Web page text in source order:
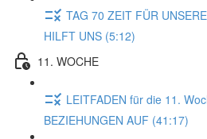
TAG 70 ZEIT FÜR
HILFT UNS (5:12)
11. WOCHE
LEITFADEN für die 11.
BEZIEHUNGEN AUF (41:17)